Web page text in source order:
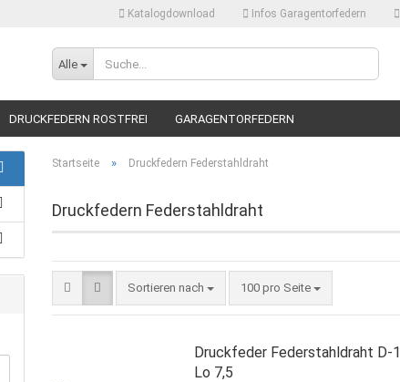
Katalogdownload Infos Garagentorfedern
Alle
DRUCKFEDERN ROSTFREI GARAGENTORFEDERN
Startseite » Druckfedern Federstahldraht
Druckfedern Federstahldraht
Sortieren nach 100 pro Seite
Druckfeder Federstahldraht D-
Lo 7,5